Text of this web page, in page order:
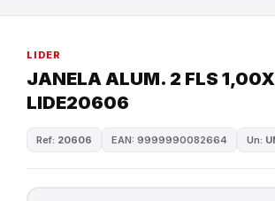
LIDER
JANELA ALUM. 2 FLS
LIDE20606
Ref: 20606 EAN: 9999990082664 Un: